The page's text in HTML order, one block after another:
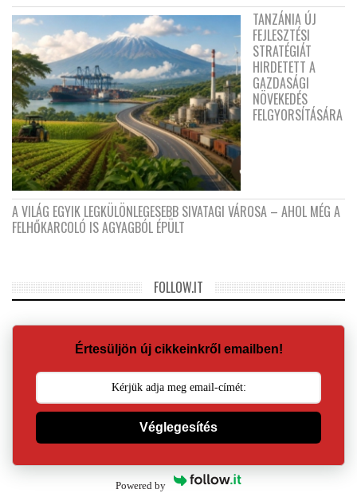
TANZÁNIA ÚJ
FEJLESZTÉSI
STRATÉGIÁT
HIRDETETT A
GAZDASÁGI
NÖVEKEDÉS
FELGYORSÍTÁSÁRA
A VILÁG EGYIK LEGKÜLÖNLEGESEBB SIVATAGI VÁROSA – AHOL MÉG A
FELHŐKARCOLÓ IS AGYAGBÓL ÉPÜLT
FOLLOW.IT
Értesüljön új cikkeinkről emailben!
Véglegesítés
Powered by